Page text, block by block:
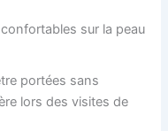
sur la peau
portées sans
lors des visites de